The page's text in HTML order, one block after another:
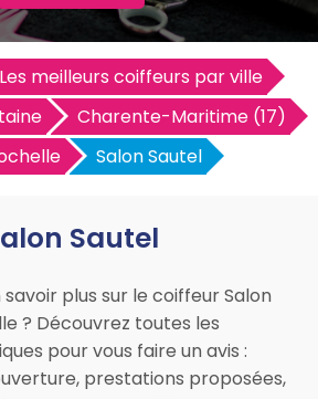
Les meilleurs coiffeurs par ville
Charente-Maritime (17)
Salon Sautel
Sautel
plus sur le coiffeur Salon
? Découvrez toutes les
pour vous faire un avis :
prestations proposées,